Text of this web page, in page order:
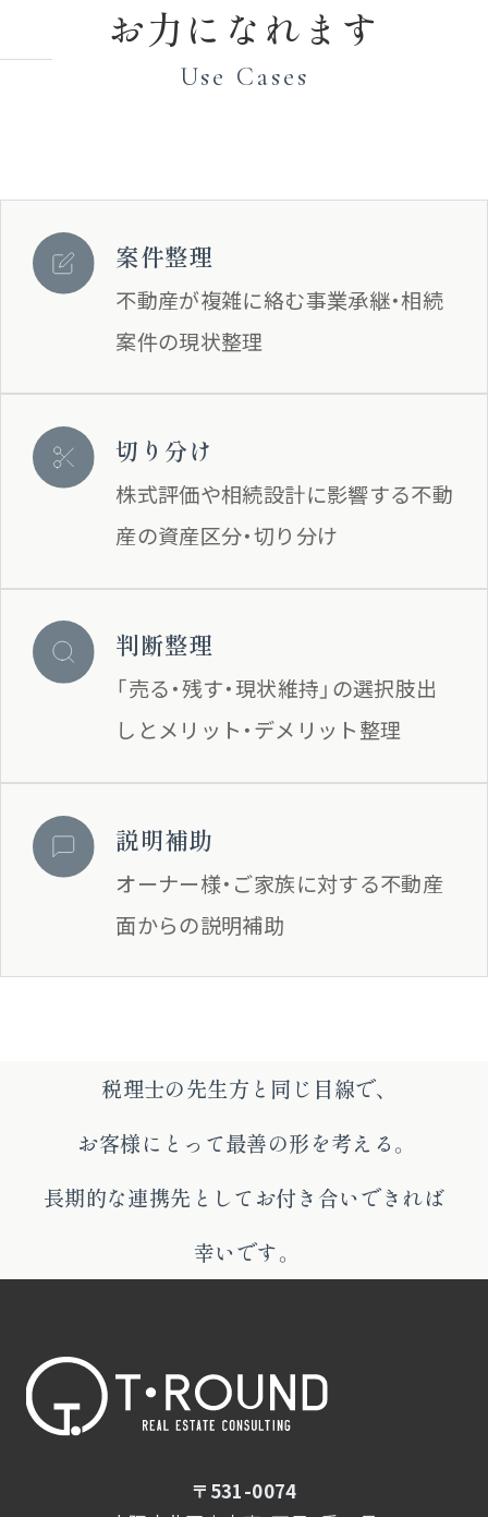
お力になれます
Use Cases
案件整理
不動産が複雑に絡む事業承継・相続
案件の現状整理
切り分け
株式評価や相続設計に影響する不動
産の資産区分・切り分け
判断整理
「売る・残す・現状維持」の選択肢出
しとメリット・デメリット整理
説明補助
オーナー様・ご家族に対する不動産
面からの説明補助
税理士の先生方と同じ目線で、
お客様にとって最善の形を考える。
長期的な連携先としてお付き合いできれば
幸いです。
〒531-0074